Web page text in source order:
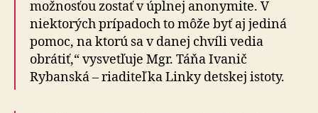
možnosťou zostať v úplnej anonymite. V
niektorých prípadoch to môže byť aj jediná
pomoc, na ktorú sa v danej chvíli vedia
obrátiť,“ vysvetľuje Mgr. Táňa Ivanič
Rybanská – riaditeľka Linky detskej istoty.